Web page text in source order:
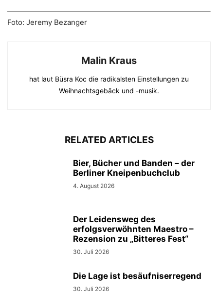
Foto: Jeremy Bezanger
Malin Kraus
hat laut Büsra Koc die radikalsten Einstellungen zu
Weihnachtsgebäck und -musik.
RELATED ARTICLES
Bier, Bücher und Banden – der
Berliner Kneipenbuchclub
4. August 2026
Der Leidensweg des
erfolgsverwöhnten Maestro –
Rezension zu „Bitteres Fest“
30. Juli 2026
Die Lage ist besäufniserregend
30. Juli 2026